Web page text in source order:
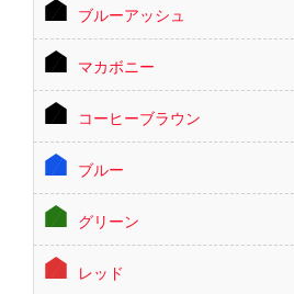
ブルーアッシュ
マカボニー
コーヒーブラウン
ブルー
グリーン
レッド